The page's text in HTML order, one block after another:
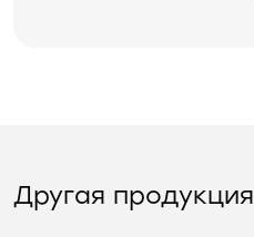
Другая продукция